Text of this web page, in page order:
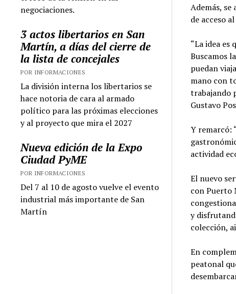
negociaciones.
3 actos libertarios en San
Martín, a días del cierre de
la lista de concejales
POR INFORMACIONES
La división interna los libertarios se
hace notoria de cara al armado
político para las próximas elecciones
y al proyecto que mira el 2027
Nueva edición de la Expo
Ciudad PyME
POR INFORMACIONES
Del 7 al 10 de agosto vuelve el evento
industrial más importante de San
Martín
Además,
de acceso
“La idea es
Buscamos
puedan
mano con
trabajando
Gustavo
Y remarcó:
actividad
El nuevo
con Puerto
y
colección,
En
peatonal